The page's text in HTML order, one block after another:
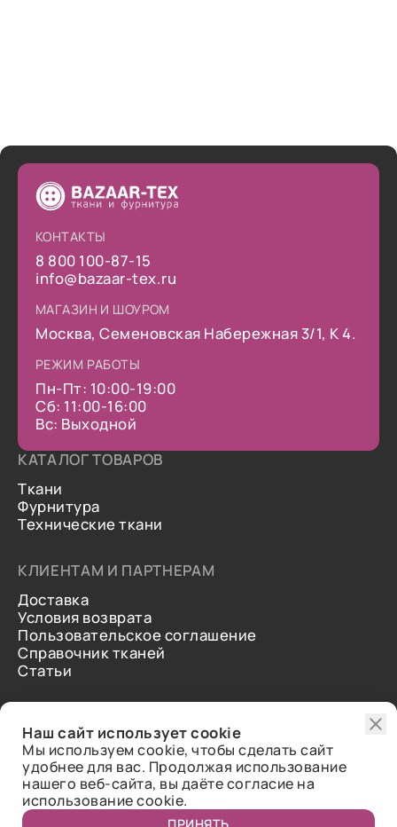
КОНТАКТЫ
8 800 100-87-15
info@bazaar-tex.ru
МАГАЗИН И ШОУРОМ
Москва, Семеновская Набережная 3/1, К 4.
РЕЖИМ РАБОТЫ
Пн-Пт: 10:00-19:00
Сб: 11:00-16:00
Вс: Выходной
КАТАЛОГ ТОВАРОВ
Ткани
Фурнитура
Технические ткани
КЛИЕНТАМ И ПАРТНЕРАМ
Доставка
Условия возврата
Пользовательское соглашение
Справочник тканей
Статьи
О нас
Контакты
Отзывы
Наш сайт использует cookie
Мы используем cookie, чтобы сделать сайт
удобнее для вас. Продолжая использование
нашего веб-сайта, вы даёте согласие на
использование cookie.